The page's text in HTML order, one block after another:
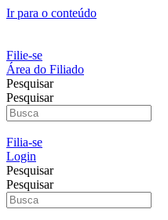
Ir para o conteúdo
Filie-se
Área do Filiado
Pesquisar
Pesquisar
Filia-se
Login
Pesquisar
Pesquisar